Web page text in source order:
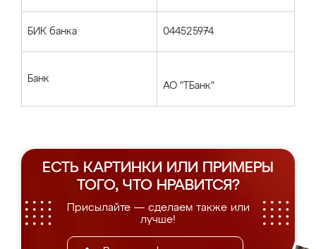
БИК банка 044525974
Банк
АО "ТБанк"
ЕСТЬ КАРТИНКИ ИЛИ ПРИМЕРЫ
ТОГО, ЧТО НРАВИТСЯ?
Присылайте — сделаем также или
лучше!